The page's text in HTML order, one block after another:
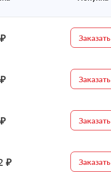
Заказать
Заказать
Заказать
₽ Заказать